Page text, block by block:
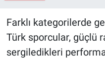
Farklı kategorilerde
Türk sporcular, güçlü
sergiledikleri